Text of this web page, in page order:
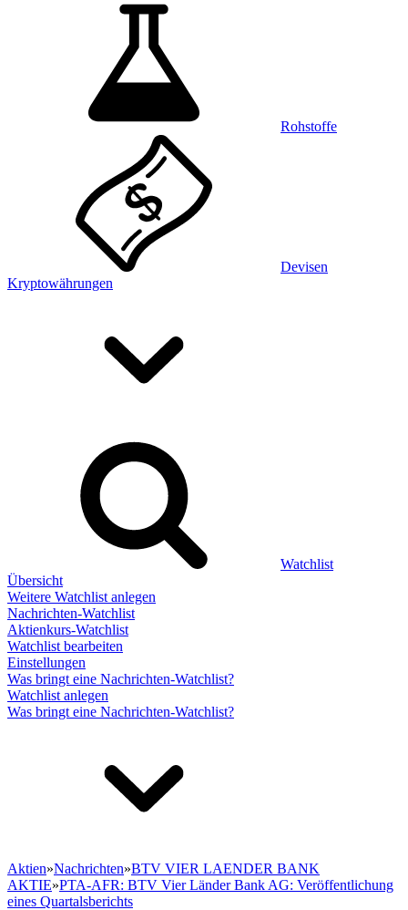
Rohstoffe
Devisen
Kryptowährungen
Watchlist
Übersicht
Weitere Watchlist anlegen
Nachrichten-Watchlist
Aktienkurs-Watchlist
Watchlist bearbeiten
Einstellungen
Was bringt eine Nachrichten-Watchlist?
Watchlist anlegen
Was bringt eine Nachrichten-Watchlist?
Aktien»Nachrichten»BTV VIER LAENDER BANK
AKTIE»PTA-AFR: BTV Vier Länder Bank AG: Veröffentlichung
eines Quartalsberichts